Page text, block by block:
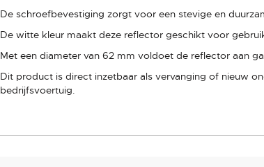
De schroefbevestiging zorgt voor een stevige en
De witte kleur maakt deze reflector geschikt voor
Met een diameter van 62 mm voldoet de reflector aan
Dit product is direct inzetbaar als vervanging of nieuw
bedrijfsvoertuig.